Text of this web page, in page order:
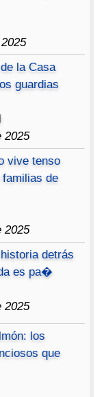
la Casa
guardias
2025
vive tenso
familias de
2025
detrás
es pa�
2025
los
que